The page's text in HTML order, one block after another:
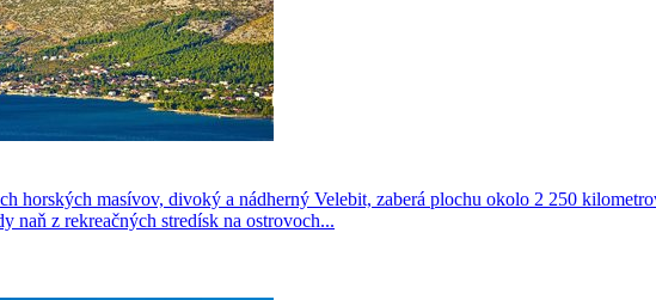
horských masívov, divoký a nádherný Velebit, zaberá plochu okolo 2 250
naň z rekreačných stredísk na ostrovoch...